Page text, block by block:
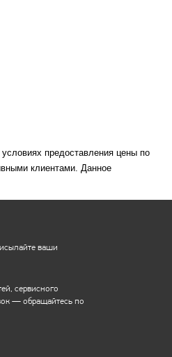
предоставления цены по
клиентами. Данное
ваши
сервисного
— обращайтесь по